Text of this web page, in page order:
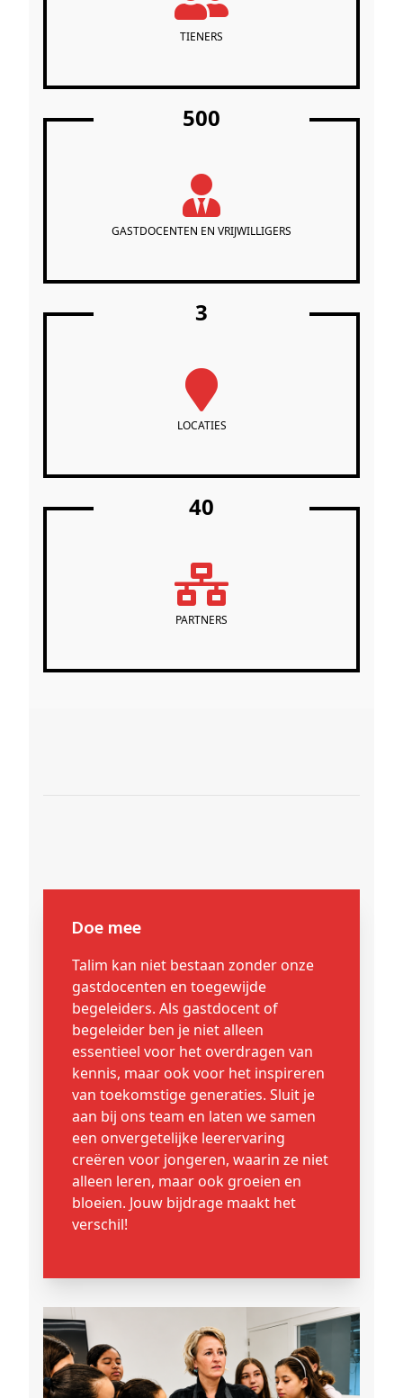
TIENERS
500
GASTDOCENTEN EN VRIJWILLIGERS
3
LOCATIES
40
PARTNERS
Doe mee
Talim kan niet bestaan zonder onze
gastdocenten en toegewijde
begeleiders. Als gastdocent of
begeleider ben je niet alleen
essentieel voor het overdragen van
kennis, maar ook voor het inspireren
van toekomstige generaties. Sluit je
aan bij ons team en laten we samen
een onvergetelijke leerervaring
creëren voor jongeren, waarin ze niet
alleen leren, maar ook groeien en
bloeien. Jouw bijdrage maakt het
verschil!